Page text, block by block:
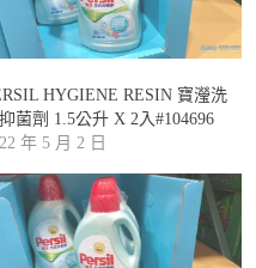
HYGIENE RESIN 寶瀅洗
菌劑 1.5公升 X 2入#104696
年 5 月 2 日